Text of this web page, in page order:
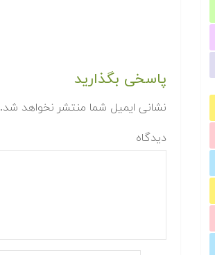
پاسخی بگذارید
نشانی ایمیل شما منتشر نخواهد شد.
دیدگاه